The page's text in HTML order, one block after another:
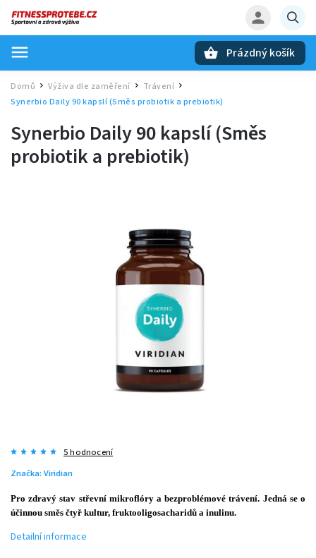
Prázdný košík
Domů / Výživa dle zaměření Trávení /
Synerbio Daily 90 kapslí (Směs probiotik a prebiotik)
Synerbio Daily 90 kapslí (Směs
probiotik a prebiotik)
5 hodnocení
Značka: Viridian
Pro zdravý stav střevní mikroflóry a bezproblémové trávení. Jedná se o
účinnou směs čtyř kultur, fruktooligosacharidů a inulinu.
Detailní informace